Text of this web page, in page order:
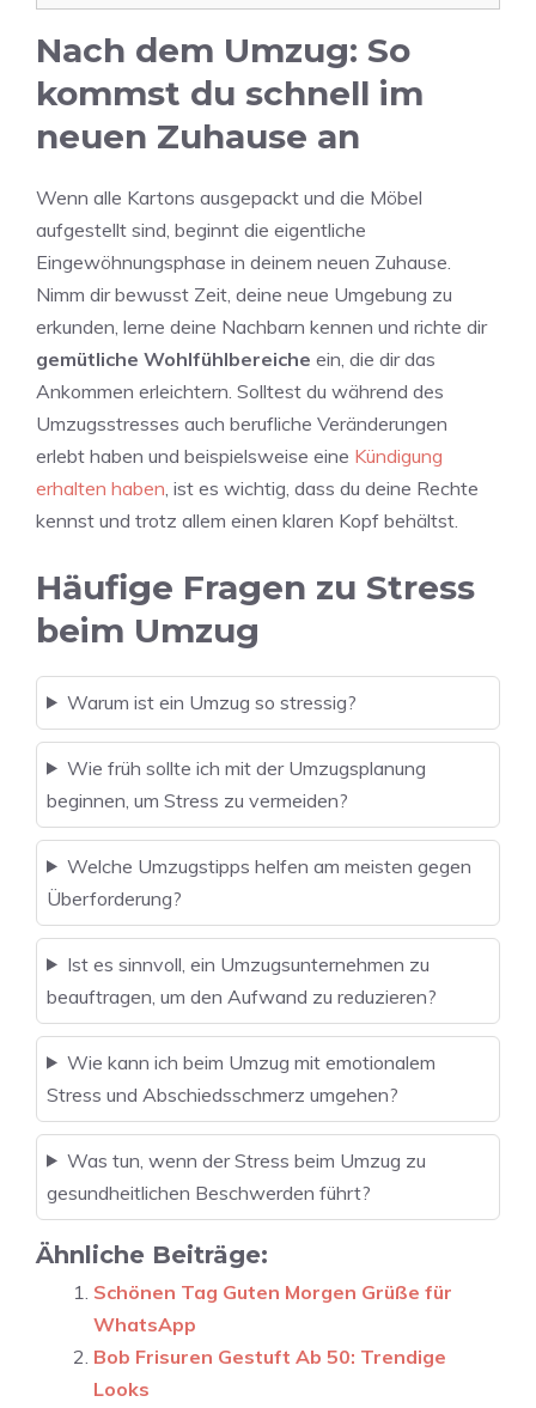
Nach dem Umzug: So
kommst du schnell im
neuen Zuhause an
Wenn alle Kartons ausgepackt und die Möbel
aufgestellt sind, beginnt die eigentliche
Eingewöhnungsphase in deinem neuen Zuhause.
Nimm dir bewusst Zeit, deine neue Umgebung zu
erkunden, lerne deine Nachbarn kennen und richte dir
gemütliche Wohlfühlbereiche ein, die dir das
Ankommen erleichtern. Solltest du während des
Umzugsstresses auch berufliche Veränderungen
erlebt haben und beispielsweise eine Kündigung
erhalten haben , ist es wichtig, dass du deine Rechte
kennst und trotz allem einen klaren Kopf behältst.
Häufige Fragen zu Stress
beim Umzug
Warum ist ein Umzug so stressig?
Wie früh sollte ich mit der Umzugsplanung
beginnen, um Stress zu vermeiden?
Welche Umzugstipps helfen am meisten gegen
Überforderung?
Ist es sinnvoll, ein Umzugsunternehmen zu
beauftragen, um den Aufwand zu reduzieren?
Wie kann ich beim Umzug mit emotionalem
Stress und Abschiedsschmerz umgehen?
Was tun, wenn der Stress beim Umzug zu
gesundheitlichen Beschwerden führt?
Ähnliche Beiträge:
Schönen Tag Guten Morgen Grüße für
WhatsApp
Bob Frisuren Gestuft Ab 50: Trendige
Looks